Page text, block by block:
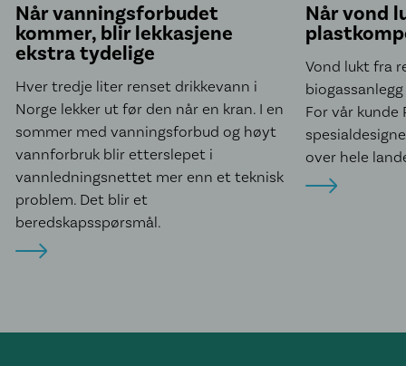
Når vanningsforbudet
kommer, blir lekkasjene
ekstra tydelige
Hver tredje liter renset drikkevann i
Norge lekker ut før den når en kran. I en
sommer med vanningsforbud og høyt
vannforbruk blir etterslepet i
vannledningsnettet mer enn et teknisk
problem. Det blir et
beredskapsspørsmål.
Når vond
Vond lukt fra
For vår kunde
over hele